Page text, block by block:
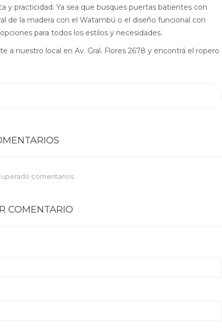
practicidad. Ya sea que busques puertas batientes con
de la madera con el Watambú o el diseño funcional con
para todos los estilos y necesidades.
a nuestro local en Av. Gral. Flores 2678 y encontrá el ropero
comentarios.
COMENTARIO